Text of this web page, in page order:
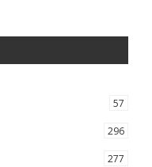
57
296
277